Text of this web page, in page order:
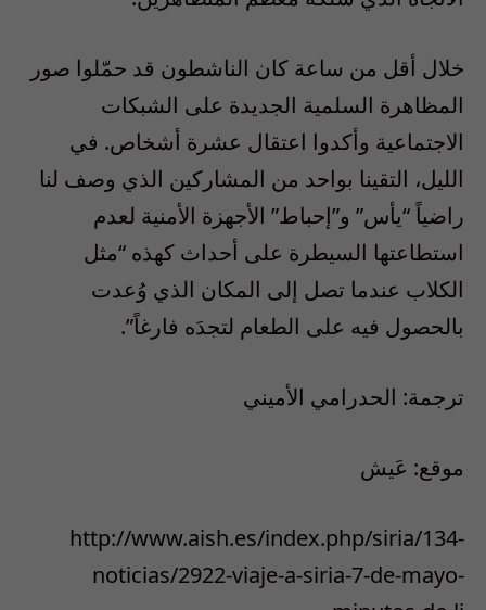
خلال أقل من ساعة كان الناشطون قد حمّلوا صور
المظاهرة السلمية الجديدة على الشبكات
الاجتماعية وأكدوا اعتقال عشرة أشخاص. في
الليل، التقينا بواحد من المشاركين الذي وصف لنا
راضياً “يأس” و”إحباط” الأجهزة الأمنية لعدم
استطاعتها السيطرة على أحداث كهذه “مثل
الكلاب عندما تصل إلى المكان الذي وُعدت
بالحصول فيه على الطعام لتجدَه فارغاً”.
ترجمة: الحدرامي الأميني
موقع: عَيش
http://www.aish.es/index.php/siria/134-
noticias/2922-viaje-a-siria-7-de-mayo-